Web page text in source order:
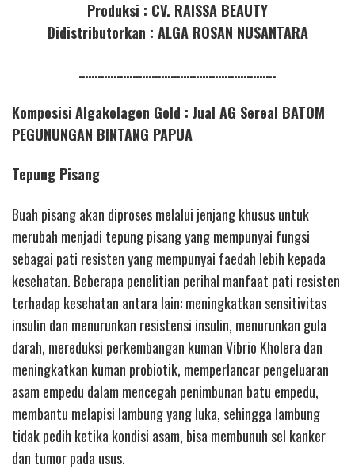
Produksi : CV. RAISSA BEAUTY
Didistributorkan : ALGA ROSAN NUSANTARA
……………………………………………………..
KomposisiAlgakolagen Gold : Jual AG Sereal BATOM
PEGUNUNGAN BINTANG PAPUA
Tepung Pisang
Buah pisang akan diproses melalui jenjang khusus untuk
merubah menjadi tepung pisang yang mempunyai fungsi
sebagai pati resisten yang mempunyai faedah lebih kepada
kesehatan. Beberapa penelitian perihal manfaat pati resisten
terhadap kesehatan antara lain: meningkatkan sensitivitas
insulin dan menurunkan resistensi insulin, menurunkan gula
darah, mereduksi perkembangan kuman Vibrio Kholera dan
meningkatkan kuman probiotik, memperlancar pengeluaran
asam empedu dalam mencegah penimbunan batu empedu,
membantu melapisi lambung yang luka, sehingga lambung
tidak pedih ketika kondisi asam, bisa membunuh sel kanker
dan tumor pada usus.